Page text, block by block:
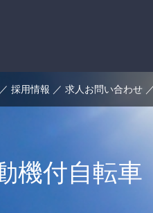
採用情報 求人お問い合わせ
機付自転車